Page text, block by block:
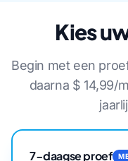
Kies
Begin met een
daarna $ 14,99/
7-daagse proef